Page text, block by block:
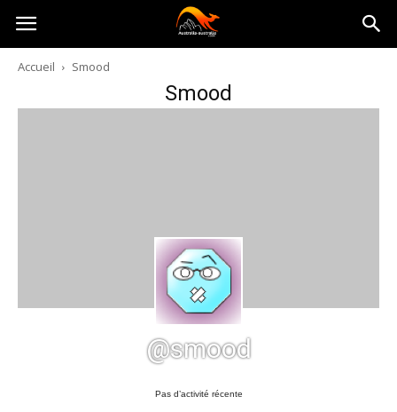
Australia-
australie.com
Accueil Smood
Smood
@smood
Pas d’activité récente